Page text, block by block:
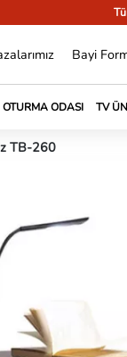
Bayi
OTURMA ODASI TV
TB-260